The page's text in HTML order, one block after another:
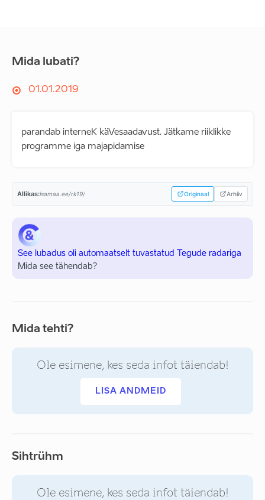
Mida lubati?
01.01.2019
parandab interneK käVesaadavust. Jätkame riiklikke
programme iga majapidamise
Allikas:isamaa.ee/rk19/ Originaal Arhiiv
See lubadus oli automaatselt tuvastatud Tegude radariga
Mida see tähendab?
Mida tehti?
Ole esimene, kes seda infot täiendab!
LISA ANDMEID
Sihtrühm
Ole esimene, kes seda infot täiendab!